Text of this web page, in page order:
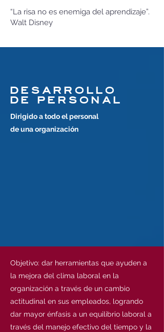
“La risa no es enemiga del aprendizaje”.
Walt Disney
DESARROLLO
DE PERSONAL
Dirigido a todo el personal
de una organización
Objetivo: dar herramientas que ayuden a
la mejora del clima laboral en la
organización a través de un cambio
actitudinal en sus empleados, logrando
dar mayor énfasis a un equilibrio laboral a
través del manejo efectivo del tiempo y la